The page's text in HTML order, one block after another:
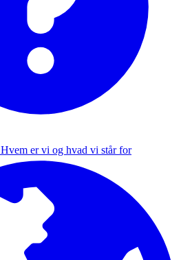
Hvem er vi og hvad vi står for